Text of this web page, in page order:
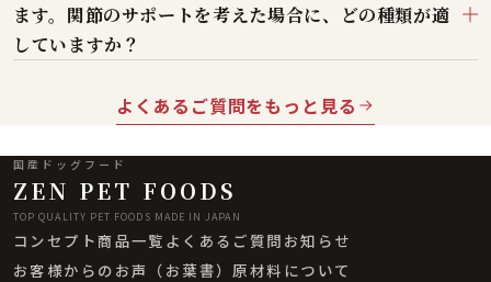
ます。関節のサポートを考えた場合に、どの種類が適
していますか？
よくあるご質問をもっと見る
国産ドッグフード
ZEN PET FOODS
TOP QUALITY PET FOODS MADE IN JAPAN
コンセプト商品一覧 よくあるご質問 お知らせ
お客様からのお声（お葉書）原材料について